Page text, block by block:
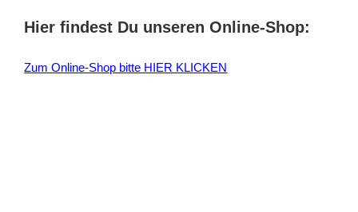
n
a
Hier findest Du unseren Online-Shop:
Zum Online-Shop bitte HIER KLICKEN